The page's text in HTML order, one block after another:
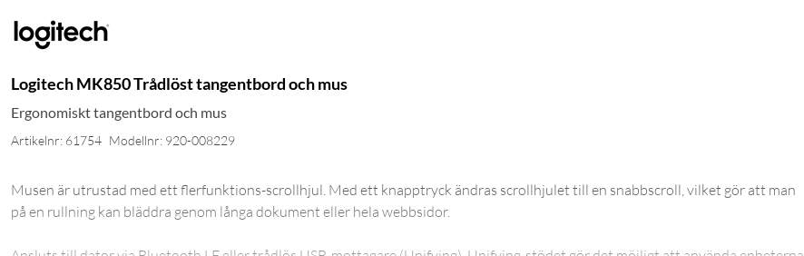
Logitech MK850 Trådlöst tangentbord och mus
Ergonomiskt tangentbord och mus
Artikelnr: 61754 Modellnr: 920-008229
Musen är utrustad med ett flerfunktions-scrollhjul. Med ett knapptryck ändras scrollhjulet till en snabbscroll, vilket gör att man
på en rullning kan bläddra genom långa dokument eller hela webbsidor.